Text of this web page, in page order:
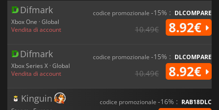
Difmark
Xbox One · Global
Vendita di account
codice promozionale -15% : DLCOMPARE
10.49€ 8.92€
Difmark
Xbox Series X · Global
Vendita di account
codice promozionale -15% : DLCOMPARE
10.49€ 8.92€
Kinguin codice promozionale -16% : RAB18DLC